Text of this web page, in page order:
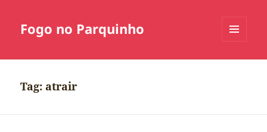
Fogo no Parquinho
Tag:atrair